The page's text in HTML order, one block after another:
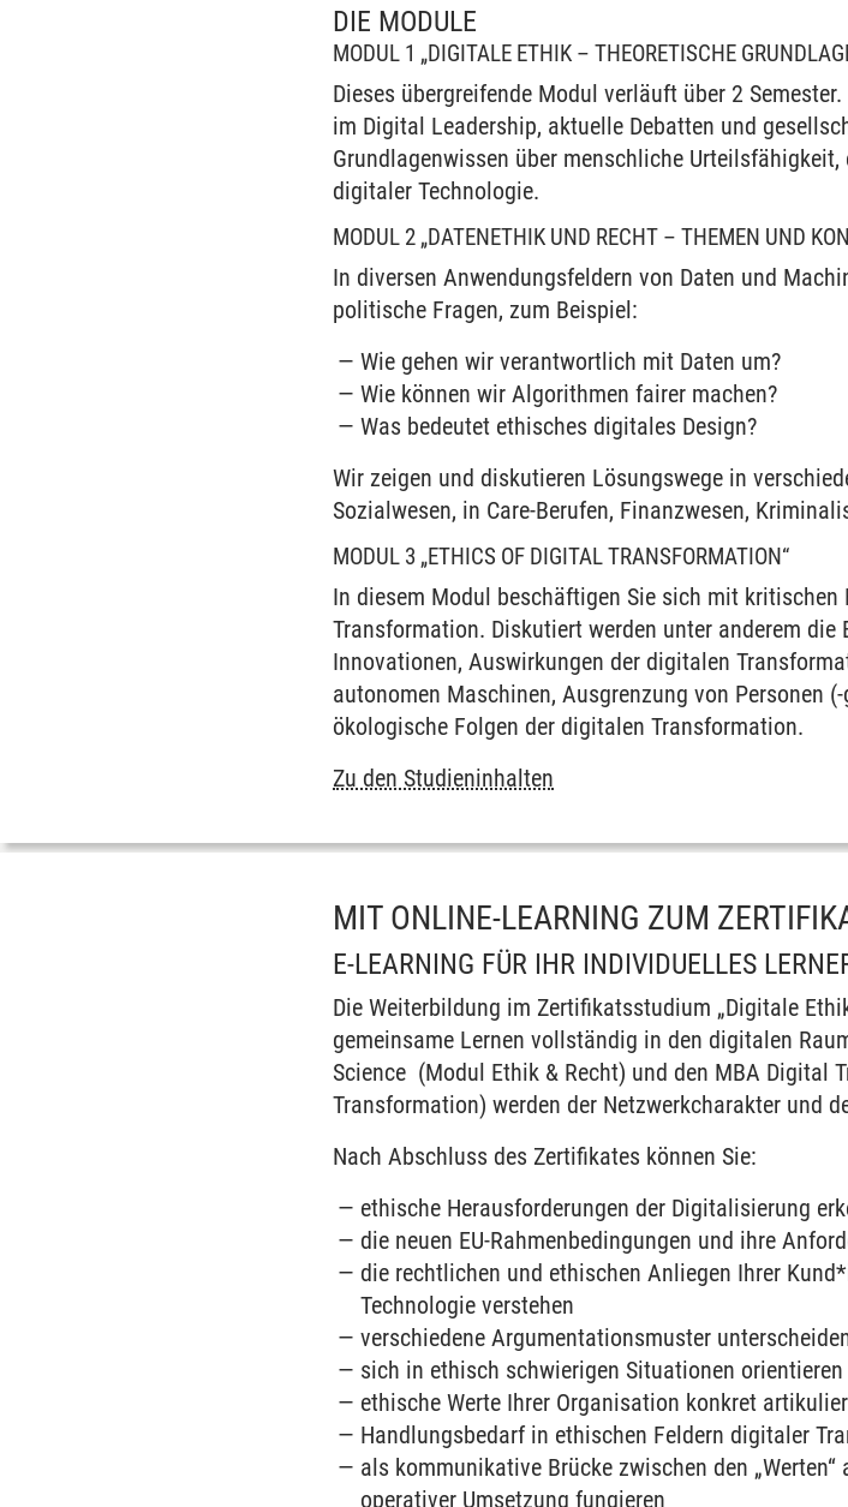
DIE MODULE
MODUL 1 „DIGITALE ETHIK – THEORETISCHE
Dieses übergreifende Modul verläuft über 2
im Digital Leadership, aktuelle Debatten und
Grundlagenwissen über menschliche
digitaler Technologie.
MODUL 2 „DATENETHIK UND RECHT – THEMEN UND
In diversen Anwendungsfeldern von Daten und
politische Fragen, zum Beispiel:
Wie gehen wir verantwortlich mit Daten um?
Wie können wir Algorithmen fairer machen?
Was bedeutet ethisches digitales Design?
Wir zeigen und diskutieren Lösungswege in
Sozialwesen, in Care-Berufen, Finanzwesen,
MODUL 3 „ETHICS OF DIGITAL TRANSFORMATION“
In diesem Modul beschäftigen Sie sich mit
Transformation. Diskutiert werden unter anderem
Innovationen, Auswirkungen der digitalen
autonomen Maschinen, Ausgrenzung von Personen
ökologische Folgen der digitalen Transformation.
Zu den Studieninhalten
MIT ONLINE-LEARNING ZUM
E-LEARNING FÜR IHR INDIVIDUELLES
Die Weiterbildung im Zertifikatsstudium „Digitale
gemeinsame Lernen vollständig in den digitalen
Science (Modul Ethik & Recht) und den MBA
Transformation) werden der Netzwerkcharakter und
Nach Abschluss des Zertifikates können Sie:
ethische Herausforderungen der Digitalisierung
die neuen EU-Rahmenbedingungen und ihre
die rechtlichen und ethischen Anliegen Ihrer
Technologie verstehen
verschiedene Argumentationsmuster
sich in ethisch schwierigen Situationen
ethische Werte Ihrer Organisation konkret
Handlungsbedarf in ethischen Feldern digitaler
als kommunikative Brücke zwischen den
operativer Umsetzung fungieren